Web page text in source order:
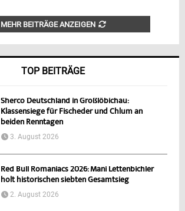
MEHR BEITRÄGE ANZEIGEN
TOP BEITRÄGE
Sherco Deutschland in Großlöbichau:
Klassensiege für Fischeder und Chlum an
beiden Renntagen
3. August 2026
Red Bull Romaniacs 2026: Mani Lettenbichler
holt historischen siebten Gesamtsieg
2. August 2026